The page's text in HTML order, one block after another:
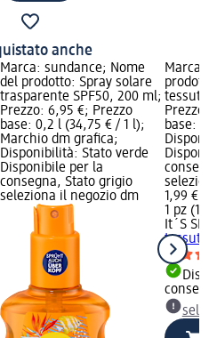
anche
Marca: sundance; Nome
del prodotto: Spray solare
trasparente SPF50, 200 ml;
Prezzo: 6,95 €; Prezzo
base: 0,2 l (34,75 € / 1 l);
Marchio dm grafica;
Disponibilità: Stato verde
Disponibile per la
consegna, Stato grigio
seleziona il negozio dm
Marca:
tessuto
Prezzo:
base: 1
1,99 €
1 pz
It´S SKIN
tessuto